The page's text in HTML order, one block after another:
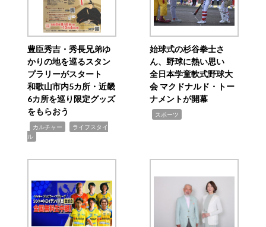
豊臣秀吉・秀長兄弟ゆ
かりの地を巡るスタン
プラリーがスタート
和歌山市内5カ所・近畿
6カ所を巡り限定グッズ
をもらおう
カルチャー
ライフスタイ
ル
始球式の杉谷拳士さ
ん、野球に熱い思い
全日本学童軟式野球大
会 マクドナルド・トー
ナメントが開幕
スポーツ